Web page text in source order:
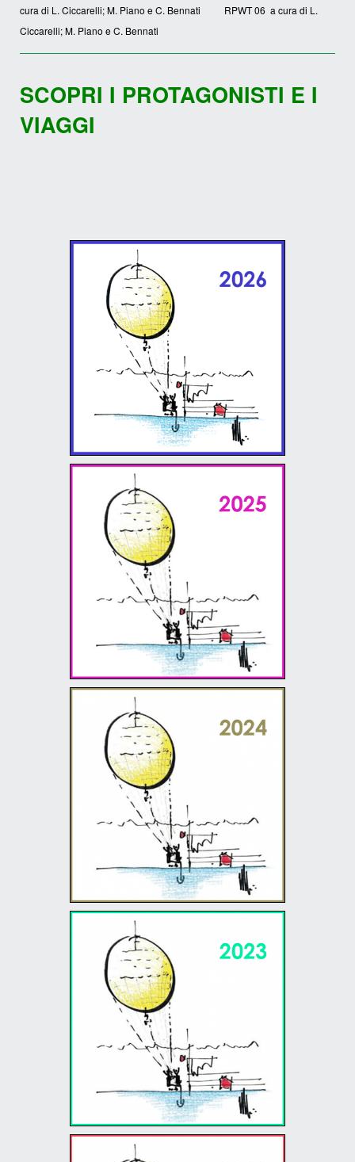
cura di L. Ciccarelli; M. Piano e C. Bennati RPWT 06 a cura di L.
Ciccarelli; M. Piano e C. Bennati
SCOPRI I PROTAGONISTI E I
VIAGGI
The Renzo Piano World
Tour in 40 days - 2026
22/08/26 - 30/09/26
The Renzo Piano World
Tour in 40 days - 2025
21/06/25 - 29/07/25
The Renzo Piano World
Tour in 40 days - 2024
20/06/24 - 27/07/24
The Renzo Piano World
Tour in 40 days - 2023
19/06/23 - 28/07/23